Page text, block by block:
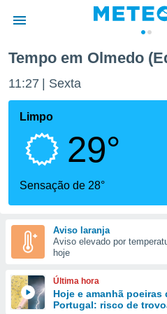
da
foi
fornecidas
a este
das
e
forma
digital
Tempo em Olmedo
11:27 Sexta
Limpo
29°
Sensação de 28°
Aviso laranja
Aviso elevado por
hoje
Última hora
Hoje e amanhã poeiras
Portugal: risco de